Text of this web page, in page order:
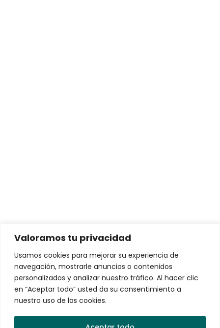
Valoramos tu privacidad
Usamos cookies para mejorar su experiencia de
navegación, mostrarle anuncios o contenidos
personalizados y analizar nuestro tráfico. Al hacer clic
en “Aceptar todo” usted da su consentimiento a
nuestro uso de las cookies.
Soluciones para empresas
VEMO Charging Network – La red de recarga más
robusta y confiable de México
VEMO EV Fleets
Gestión de Flotas de Vehículos Eléctricos